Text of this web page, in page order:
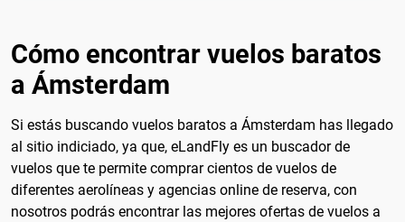
Cómo encontrar vuelos baratos
a Ámsterdam
Si estás buscando vuelos baratos a Ámsterdam has llegado
al sitio indiciado, ya que, eLandFly es un buscador de
vuelos que te permite comprar cientos de vuelos de
diferentes aerolíneas y agencias online de reserva, con
nosotros podrás encontrar las mejores ofertas de vuelos a